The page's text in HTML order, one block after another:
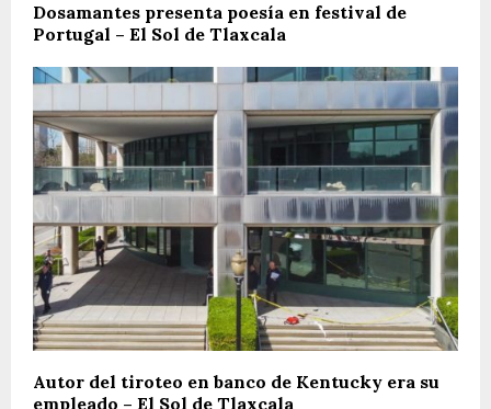
Dosamantes presenta poesía en festival de
Portugal – El Sol de Tlaxcala
Autor del tiroteo en banco de Kentucky era su
empleado – El Sol de Tlaxcala